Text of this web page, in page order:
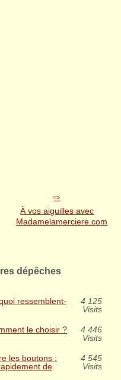
À vos aiguilles avec
Madamelamerciere.com
dépêches
ressemblent-
4 125
Visits
le choisir ?
4 446
Visits
les boutons :
de
4 545
Visits